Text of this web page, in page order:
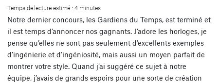
Temps de lecture estimé : 4 minutes
Notre dernier concours, les Gardiens du Temps, est terminé et
il est temps d’annoncer nos gagnants. J’adore les horloges, je
pense qu’elles ne sont pas seulement d’excellents exemples
d’ingénierie et d’ingéniosité, mais aussi un moyen parfait de
montrer votre style. Quand j’ai suggéré ce sujet à notre
équipe, j’avais de grands espoirs pour une sorte de création